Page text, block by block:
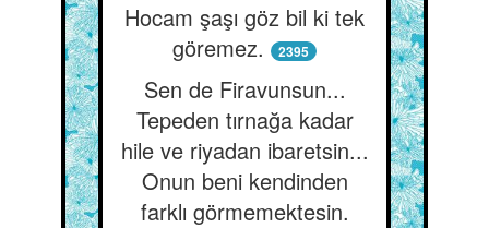
Hocam şaşı göz bil ki tek
göremez.
2395
Sen de Firavunsun...
Tepeden tırnağa kadar
hile ve riyadan ibaretsin...
Onun beni kendinden
farklı görmemektesin.